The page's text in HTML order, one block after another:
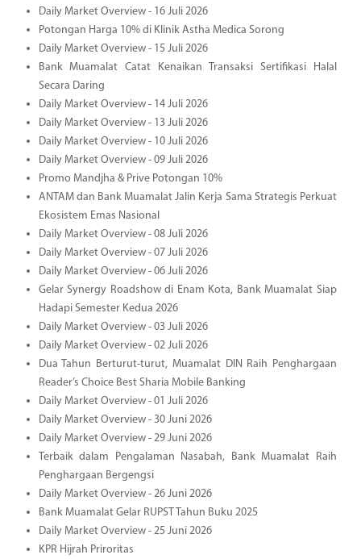
Daily Market Overview - 16 Juli 2026
Potongan Harga 10% di Klinik Astha Medica Sorong
Daily Market Overview - 15 Juli 2026
Bank Muamalat Catat Kenaikan Transaksi Sertifikasi Halal
Secara Daring
Daily Market Overview - 14 Juli 2026
Daily Market Overview - 13 Juli 2026
Daily Market Overview - 10 Juli 2026
Daily Market Overview - 09 Juli 2026
Promo Mandjha & Prive Potongan 10%
ANTAM dan Bank Muamalat Jalin Kerja Sama Strategis Perkuat
Ekosistem Emas Nasional
Daily Market Overview - 08 Juli 2026
Daily Market Overview - 07 Juli 2026
Daily Market Overview - 06 Juli 2026
Gelar Synergy Roadshow di Enam Kota, Bank Muamalat Siap
Hadapi Semester Kedua 2026
Daily Market Overview - 03 Juli 2026
Daily Market Overview - 02 Juli 2026
Dua Tahun Berturut-turut, Muamalat DIN Raih Penghargaan
Reader’s Choice Best Sharia Mobile Banking
Daily Market Overview - 01 Juli 2026
Daily Market Overview - 30 Juni 2026
Daily Market Overview - 29 Juni 2026
Terbaik dalam Pengalaman Nasabah, Bank Muamalat Raih
Penghargaan Bergengsi
Daily Market Overview - 26 Juni 2026
Bank Muamalat Gelar RUPST Tahun Buku 2025
Daily Market Overview - 25 Juni 2026
KPR Hijrah Priroritas